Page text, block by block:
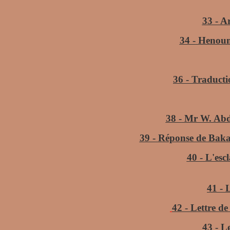
33 -
34 -
36 -
38 - Mr W.
39 - Réponse de
40 -
41 -
42 - Lettre
43 -